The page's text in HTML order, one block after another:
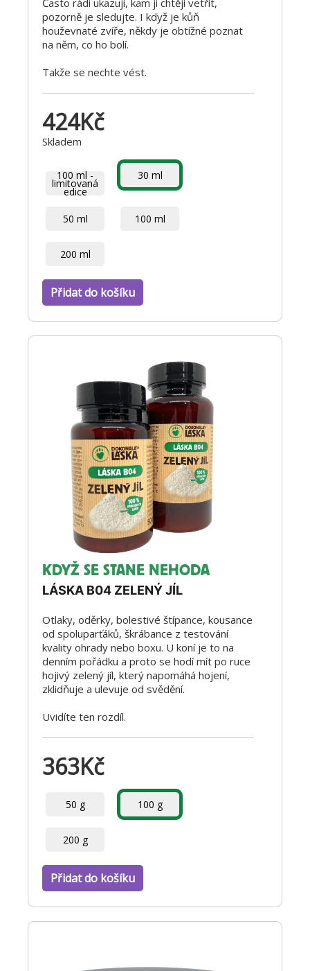
Často rádi ukazují, kam ji chtějí vetřít,
pozorně je sledujte. I když je kůň
houževnaté zvíře, někdy je obtížné poznat
na něm, co ho bolí.
Takže se nechte vést.
424Kč
Skladem
100 ml -
limitovaná
edice
30 ml
50 ml 100 ml
200 ml
Přidat do košíku
KDYŽ SE STANE NEHODA
LÁSKA B04 ZELENÝ JÍL
Otlaky, oděrky, bolestivé štípance, kousance
od spoluparťáků, škrábance z testování
kvality ohrady nebo boxu. U koní je to na
denním pořádku a proto se hodí mít po ruce
hojivý zelený jíl, který napomáhá hojení,
zklidňuje a ulevuje od svědění.
Uvidíte ten rozdíl.
363Kč
50 g 100 g
200 g
Přidat do košíku